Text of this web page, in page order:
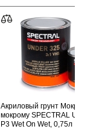
Акриловый грунт Мокрый по
мокрому SPECTRAL UNDER
P3 Wet On Wet, 0,75л